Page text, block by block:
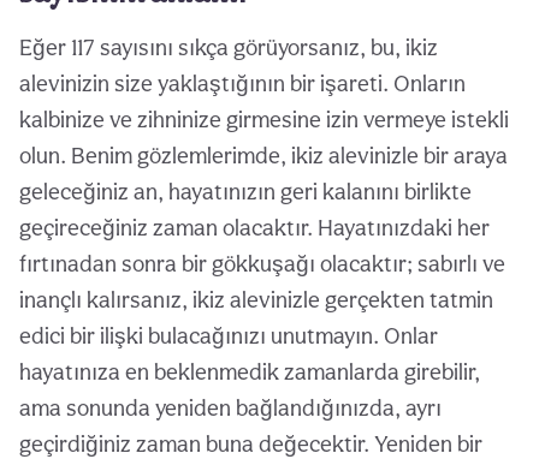
Eğer 117 sayısını sıkça görüyorsanız, bu, ikiz
alevinizin size yaklaştığının bir işareti. Onların
kalbinize ve zihninize girmesine izin vermeye istekli
olun. Benim gözlemlerimde, ikiz alevinizle bir araya
geleceğiniz an, hayatınızın geri kalanını birlikte
geçireceğiniz zaman olacaktır. Hayatınızdaki her
fırtınadan sonra bir gökkuşağı olacaktır; sabırlı ve
inançlı kalırsanız, ikiz alevinizle gerçekten tatmin
edici bir ilişki bulacağınızı unutmayın. Onlar
hayatınıza en beklenmedik zamanlarda girebilir,
ama sonunda yeniden bağlandığınızda, ayrı
geçirdiğiniz zaman buna değecektir. Yeniden bir